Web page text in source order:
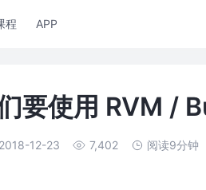
程 APP
要使用 RVM /
2018-12-23 7,402 阅读9分钟